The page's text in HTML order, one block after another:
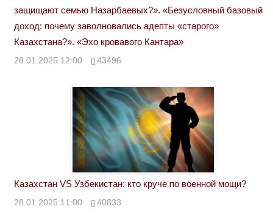
защищают семью Назарбаевых?». «Безусловный базовый
доход: почему заволновались адепты «старого»
Казахстана?». «Эхо кровавого Кантара»
28.01.2025 12:00 43496
Казахстан VS Узбекистан: кто круче по военной мощи?
28.01.2025 11:00 40833